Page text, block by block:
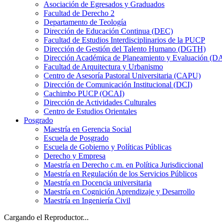
Asociación de Egresados y Graduados
Facultad de Derecho 2
Departamento de Teología
Dirección de Educación Continua (DEC)
Facultad de Estudios Interdisciplinarios de la PUCP
Dirección de Gestión del Talento Humano (DGTH)
Dirección Académica de Planeamiento y Evaluación
Facultad de Arquitectura y Urbanismo
Centro de Asesoría Pastoral Universitaria (CAPU)
Dirección de Comunicación Institucional (DCI)
Cachimbo PUCP (OCAI)
Dirección de Actividades Culturales
Centro de Estudios Orientales
Posgrado
Maestría en Gerencia Social
Escuela de Posgrado
Escuela de Gobierno y Políticas Públicas
Derecho y Empresa
Maestría en Derecho c.m. en Política Jurisdiccional
Maestría en Regulación de los Servicios Públicos
Maestría en Docencia universitaria
Maestría en Cognición Aprendizaje y Desarrollo
Maestría en Ingeniería Civil
Cargando el Reproductor...